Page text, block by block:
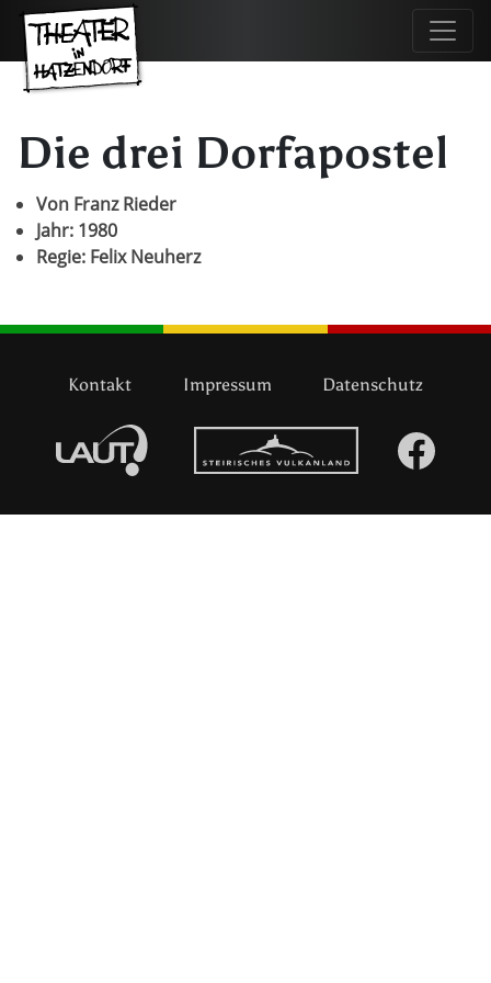
Die drei Dorfapostel
Von Franz Rieder
Jahr: 1980
Regie: Felix Neuherz
Kontakt Impressum Datenschutz
Vulkanland